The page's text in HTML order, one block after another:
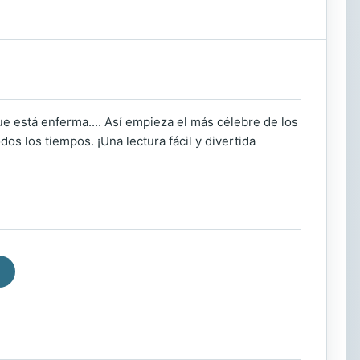
está enferma.... Así empieza el más célebre de los
los tiempos. ¡Una lectura fácil y divertida